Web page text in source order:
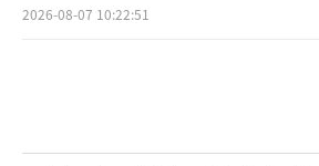
2026-08-07 10:22:51